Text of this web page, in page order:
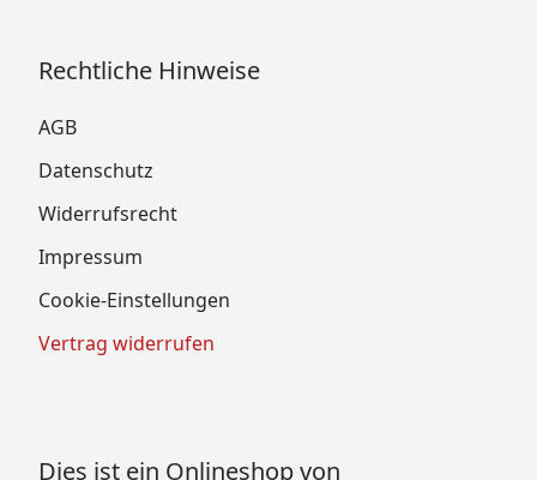
Rechtliche Hinweise
AGB
Datenschutz
Widerrufsrecht
Impressum
Cookie-Einstellungen
Vertrag widerrufen
Dies ist ein Onlineshop von